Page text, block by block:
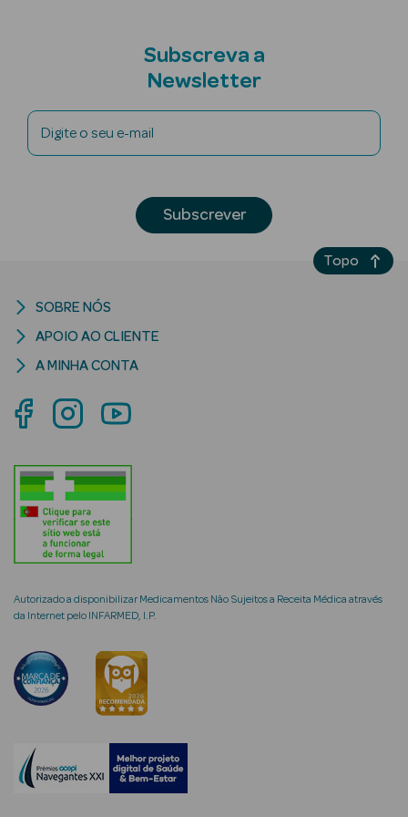
Ver Tudo
Mulher
Eau de Toilette
Brumas
Perfumadas
Ver Tudo
Perfumes
Eau de Parfum
Subscreva a
Newsletter
Digite o seu e-mail
Subscrever
Autorizado a disponibilizar Medicamentos Não Sujeitos a Receita Médica através
da Internet pelo INFARMED, I.P.
SOBRE NÓS
APOIO AO CLIENTE
A MINHA CONTA
Topo